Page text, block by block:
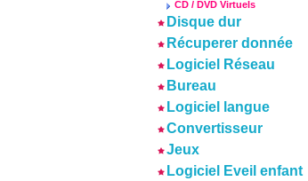
CD / DVD Virtuels
Disque dur
Récuperer donnée
Logiciel Réseau
Bureau
Logiciel langue
Convertisseur
Jeux
Logiciel Eveil enfant